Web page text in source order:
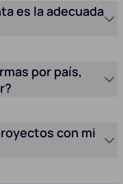
es la adecuada
por país,
con mi